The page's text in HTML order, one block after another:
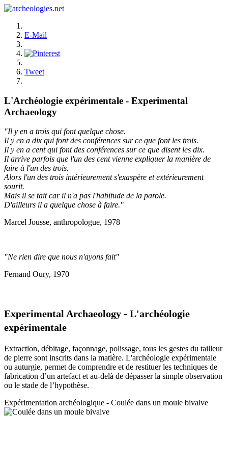
E-Mail
Tweet
L'Archéologie expérimentale - Experimental
Archaeology
"Il y en a trois qui font quelque chose.
Il y en a dix qui font des conférences sur ce que font les trois.
Il y en a cent qui font des conférences sur ce que disent les dix.
Il arrive parfois que l'un des cent vienne expliquer la manière de
faire à l'un des trois.
Alors l'un des trois intérieurement s'exaspère et extérieurement
sourit.
Mais il se tait car il n'a pas l'habitude de la parole.
D'ailleurs il a quelque chose à faire."
Marcel Jousse, anthropologue, 1978
"Ne rien dire que nous n'ayons fait"
Fernand Oury, 1970
Experimental Archaeology - L'archéologie
expérimentale
Extraction, débitage, façonnage, polissage, tous les gestes du tailleur
de pierre sont inscrits dans la matière. L'archéologie expérimentale
ou auturgie, permet de comprendre et de restituer les techniques de
fabrication d’un artefact et au-delà de dépasser la simple observation
ou le stade de l’hypothèse.
Expérimentation archéologique - Coulée dans un moule bivalve